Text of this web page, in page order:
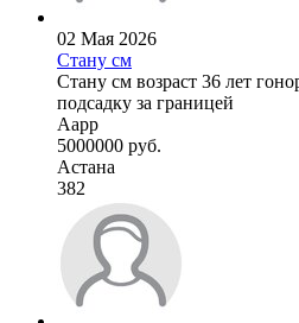
02 Мая 2026
Стану см
Стану см возраст 36 лет
подсадку за границей
Аарр
5000000 руб.
Астана
382